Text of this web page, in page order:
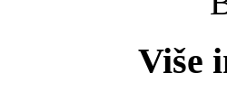
Više